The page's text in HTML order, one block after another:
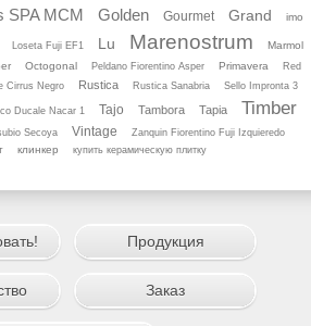
SPA MCM Golden Gourmet Grand imo
Loseta Fuji EF1 Lu Marenostrum Marmol
Octogonal Peldano Fiorentino Asper Primavera Red
Cirrus Negro Rustica Rustica Sanabria Sello Impronta 3
Ducale Nacar 1 Tajo Tambora Tapia Timber
Secoya Vintage Zanquin Fiorentino Fuji Izquieredo
клинкер купить керамическую плитку
Продукция
Заказ